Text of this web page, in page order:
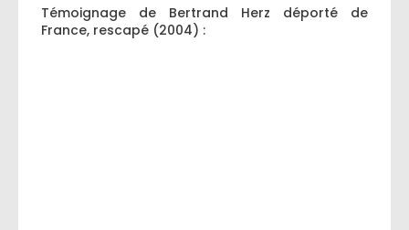
Témoignage de Bertrand Herz déporté de
France, rescapé (2004) :